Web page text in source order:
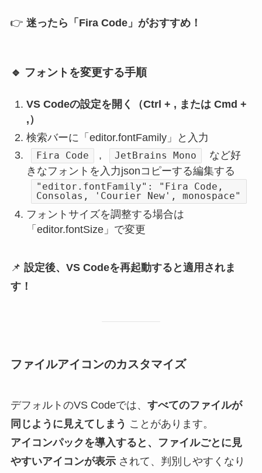
👉 迷ったら「Fira Code」がおすすめ！
🔹 フォントを変更する手順
VS Codeの設定を開く（Ctrl + , または Cmd +
,）
検索バーに「editor.fontFamily」と入力
Fira Code , JetBrains Mono
など好
きなフォントを入力jsonコピーする編集する
"editor.fontFamily": "Fira Code,
Consolas, 'Courier New', monospace"
フォントサイズを調整する場合は
「editor.fontSize」で変更
📌 設定後、VS Codeを再起動すると適用されま
す！
ファイルアイコンのカスタマイズ
デフォルトのVS Codeでは、 すべてのファイルが
同じように見えてしまう ことがあります。
アイコンパックを導入すると、ファイルごとに見
やすいアイコンが表示されて、判別しやすくなり